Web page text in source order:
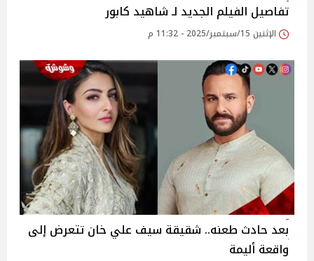
تفاصيل الفيلم الجديد لـ شاهيد كابور
الإثنين 15/سبتمبر/2025 - 11:32 م
بعد حادث طعنه.. شقيقة سيف علي خان تتعرض إلى
واقعة أليمة